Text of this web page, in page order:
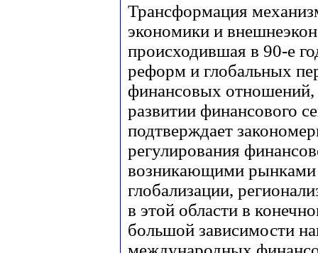
Трансформация
экономики и
происходившая в 90-е
реформ и глобальных
финансовых
развитии финансового
подтверждает
регулирования
возникающими рынками
глобализации,
в этой области в
большой зависимости